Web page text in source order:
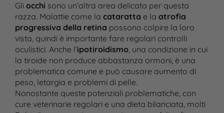
Gli occhi sono un’altra area delicata per questa
razza. Malattie come la cataratta e la atrofia
progressiva della retina possono colpire la loro
vista, quindi è importante fare regolari controlli
oculistici​. Anche l’ipotiroidismo, una condizione in cui
la tiroide non produce abbastanza ormoni, è una
problematica comune e può causare aumento di
peso, letargia e problemi di pelle​.
Nonostante queste potenziali problematiche, con
cure veterinarie regolari e una dieta bilanciata, molti